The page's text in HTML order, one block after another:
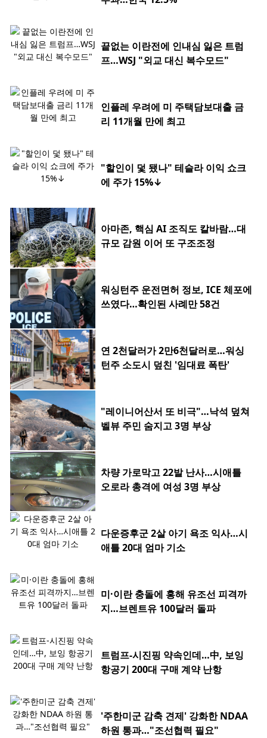
끝없는 이란전에 인내심 잃은 트럼
프…WSJ "외교 대신 복수모드"
인플레 우려에 미 주택담보대출 금
리 11개월 만에 최고
"할인이 덫 됐나" 테슬라 이익 쇼크
에 주가 15%↓
아마존, 핵심 AI 조직도 칼바람…대
규모 감원 이어 또 구조조정
워싱턴주 운전면허 정보, ICE 체포에
쓰였다…확인된 사례만 58건
연 2천달러가 2만6천달러로…워싱
턴주 소도시 덮친 '임대료 폭탄'
"레이니어산서 또 비극"…낙석 덮쳐
벨뷰 주민 숨지고 3명 부상
차량 가로막고 22발 난사…시애틀
오로라 총격에 여성 3명 부상
다운증후군 2살 아기 욕조 익사…시
애틀 20대 엄마 기소
미·이란 충돌에 홍해 유조선 피격까
지…브렌트유 100달러 돌파
트럼프-시진핑 약속인데…中, 보잉
항공기 200대 구매 계약 난항
'주한미군 감축 견제' 강화한 NDAA
하원 통과…"조선협력 필요"